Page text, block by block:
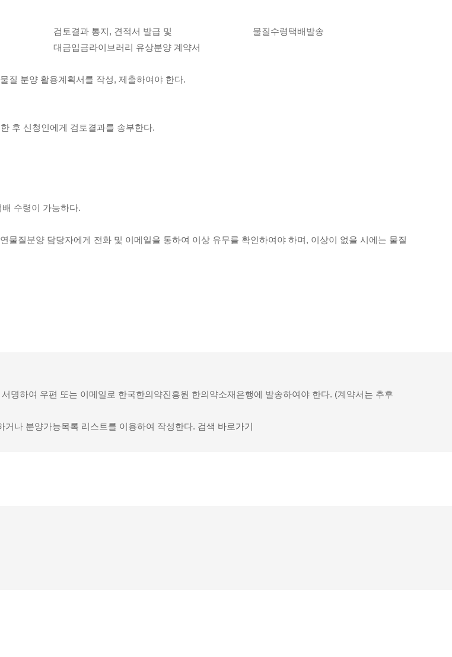
검토결과 통지, 견적서 발급 및
대금입금라이브러리 유상분양 계약서
물질수령택배발송
질 분양 활용계획서를 작성, 제출하여야 한다.
후 신청인에게 검토결과를 송부한다.
수령이 가능하다.
질분양 담당자에게 전화 및 이메일을 통하여 이상 유무를 확인하여야 하며, 이상이 없을 시에는 물질
명하여 우편 또는 이메일로 한국한의약진흥원 한의약소재은행에 발송하여야 한다. (계약서는 추후
나 분양가능목록 리스트를 이용하여 작성한다. 검색 바로가기